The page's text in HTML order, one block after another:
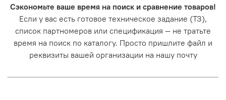
Сэкономьте ваше время на поиск и сравнение товаров!
Если у вас есть готовое техническое задание (ТЗ),
список партномеров или спецификация — не тратьте
время на поиск по каталогу. Просто пришлите файл и
реквизиты вашей организации на нашу почту